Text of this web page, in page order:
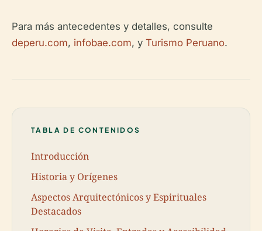
Para más antecedentes y detalles, consulte
deperu.com, infobae.com, y Turismo Peruano.
TABLA DE CONTENIDOS
Introducción
Historia y Orígenes
Aspectos Arquitectónicos y Espirituales
Destacados